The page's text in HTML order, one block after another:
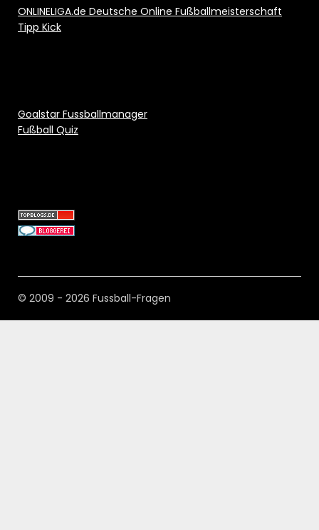
ONLINELIGA.de Deutsche Online Fußballmeisterschaft
Tipp Kick
Goalstar Fussballmanager
Fußball Quiz
© 2009 - 2026 Fussball-Fragen